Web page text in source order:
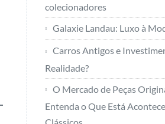
colecionadores
Galaxie Landau: Luxo à
Carros Antigos e
Realidade?
O Mercado de Peças
Entenda o Que Está